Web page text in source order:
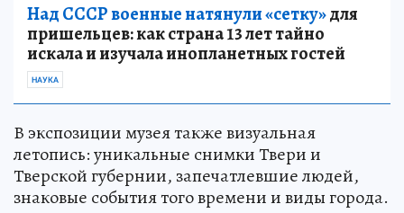
Над СССР военные натянули «сетку»для
пришельцев: как страна 13 лет тайно
искала и изучала инопланетных гостей
НАУКА
В экспозиции музея также визуальная
летопись: уникальные снимки Твери и
Тверской губернии, запечатлевшие людей,
знаковые события того времени и виды города.